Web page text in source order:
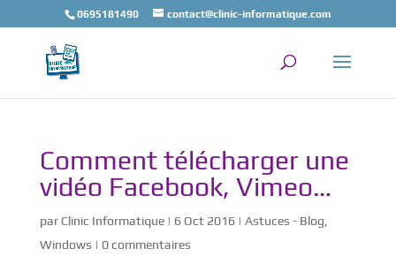
0695181490 contact@clinic-informatique.com
Comment télécharger une
vidéo Facebook, Vimeo…
par Clinic Informatique| 6 Oct 2016 | Astuces - Blog
Windows | 0 commentaires